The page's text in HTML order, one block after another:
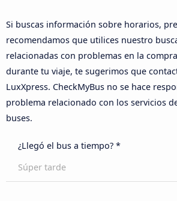
Si buscas información sobre horarios,
recomendamos que utilices nuestro
relacionadas con problemas en la
durante tu viaje, te sugerimos que
LuxXpress. CheckMyBus no se hace
problema relacionado con los servicios
buses.
¿Llegó el bus a tiempo? *
Súper tarde